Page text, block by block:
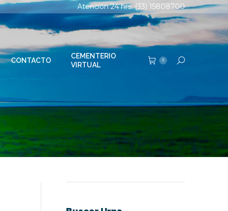
Atención 24 hrs. (33) 15808700
CONTACTO
CEMENTERIO
VIRTUAL
0 Buscar:
0 Buscar: